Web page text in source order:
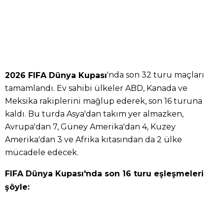
2026 FIFA Dünya Kupası'nda son 32 turu maçları
tamamlandı. Ev sahibi ülkeler ABD, Kanada ve
Meksika rakiplerini mağlup ederek, son 16 turuna
kaldı. Bu turda Asya'dan takım yer almazken,
Avrupa'dan 7, Güney Amerika'dan 4, Kuzey
Amerika'dan 3 ve Afrika kıtasından da 2 ülke
mücadele edecek.
FIFA Dünya Kupası'nda son 16 turu eşleşmeleri
şöyle: